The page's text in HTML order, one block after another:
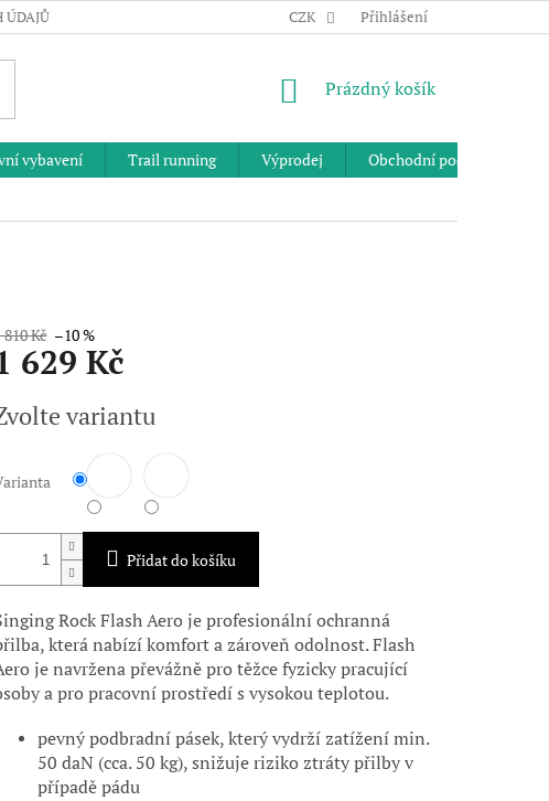
ÚDAJŮ CZK Přihlášení
NÁKUPNÍ
Prázdný košík
vybavení Trail running Výprodej
Obchodní podmínky
810 Kč –10 %
629 Kč
variantu
Přidat do košíku
Rock Flash Aero je profesionální ochranná
která nabízí komfort a zároveň odolnost. Flash
je navržena převážně pro těžce fyzicky pracující
a pro pracovní prostředí s vysokou teplotou.
pevný podbradní pásek, který vydrží zatížení min.
50 daN (cca. 50 kg), snižuje riziko ztráty přilby v
případě pádu